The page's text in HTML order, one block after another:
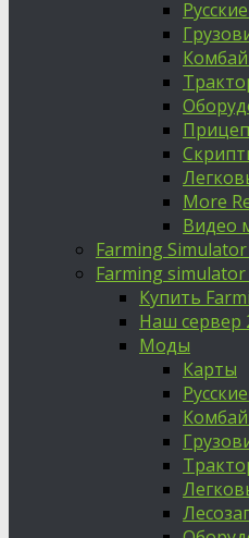
More
Видео
Farming
Farming simulator
Купить
Наш сервер
Моды
Карты